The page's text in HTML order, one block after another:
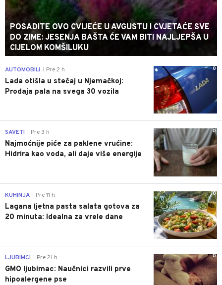
POSADITE OVO CVIJEĆE U AVGUSTU I CVJETAĆE SVE
DO ZIME: JESENJA BAŠTA ĆE VAM BITI NAJLJEPŠA U
CIJELOM KOMŠILUKU
0
AUTOMOBILI Pre 2 h
Lada otišla u stečaj u Njemačkoj:
Prodaja pala na svega 30 vozila
0
SAVETI Pre 3 h
Najmoćnije piće za paklene vrućine:
Hidrira kao voda, ali daje više energije
0
KUHINJA Pre 11 h
Lagana ljetna pasta salata gotova za
20 minuta: Idealna za vrele dane
0
LJUBIMCI Pre 21 h
GMO ljubimac: Naučnici razvili prve
hipoalergene pse